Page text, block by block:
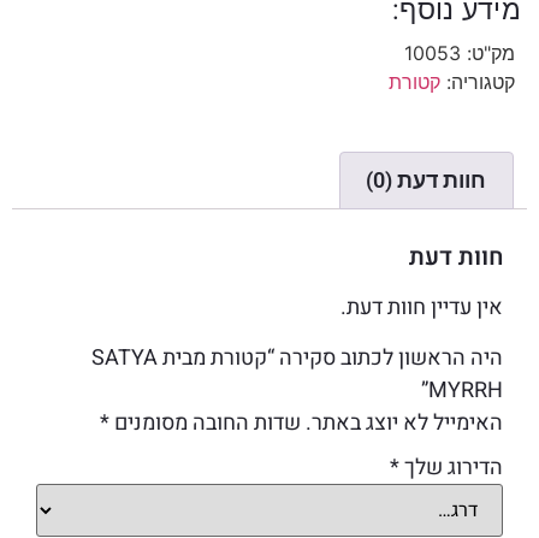
מידע נוסף:
מק"ט: 10053
קטגוריה: קטורת
חוות דעת (0)
חוות דעת
אין עדיין חוות דעת.
היה הראשון לכתוב סקירה “קטורת מבית SATYA
MYRRH”
האימייל לא יוצג באתר. שדות החובה מסומנים*
הדירוג שלך*